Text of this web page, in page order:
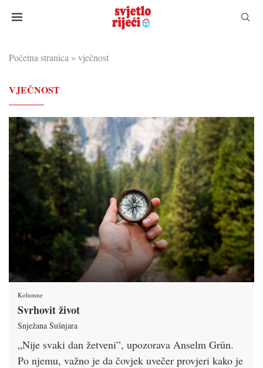
Početna stranica » vječnost
VJEČNOST
Kolumne
Svrhovit život
Snježana Šušnjara
„Nije svaki dan žetveni”, upozorava Anselm Grün.
Po njemu, važno je da čovjek uvečer provjeri kako je